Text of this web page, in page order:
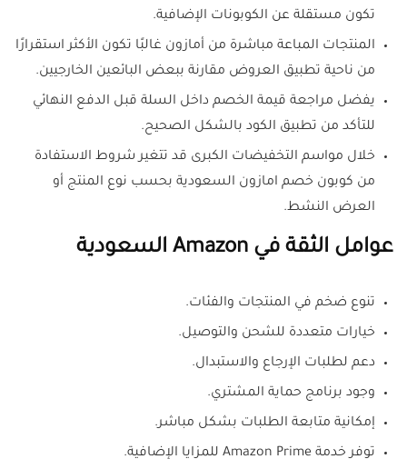
تكون مستقلة عن الكوبونات الإضافية.
المنتجات المباعة مباشرة من أمازون غالبًا تكون الأكثر استقرارًا
من ناحية تطبيق العروض مقارنة ببعض البائعين الخارجيين.
يفضل مراجعة قيمة الخصم داخل السلة قبل الدفع النهائي
للتأكد من تطبيق الكود بالشكل الصحيح.
خلال مواسم التخفيضات الكبرى قد تتغير شروط الاستفادة
من كوبون خصم امازون السعودية بحسب نوع المنتج أو
العرض النشط.
عوامل الثقة في Amazon السعودية
تنوع ضخم في المنتجات والفئات.
خيارات متعددة للشحن والتوصيل.
دعم لطلبات الإرجاع والاستبدال.
وجود برنامج حماية المشتري.
إمكانية متابعة الطلبات بشكل مباشر.
توفر خدمة Amazon Prime للمزايا الإضافية.